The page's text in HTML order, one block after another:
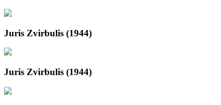
Juris Zvirbulis (1944)
Juris Zvirbulis (1944)